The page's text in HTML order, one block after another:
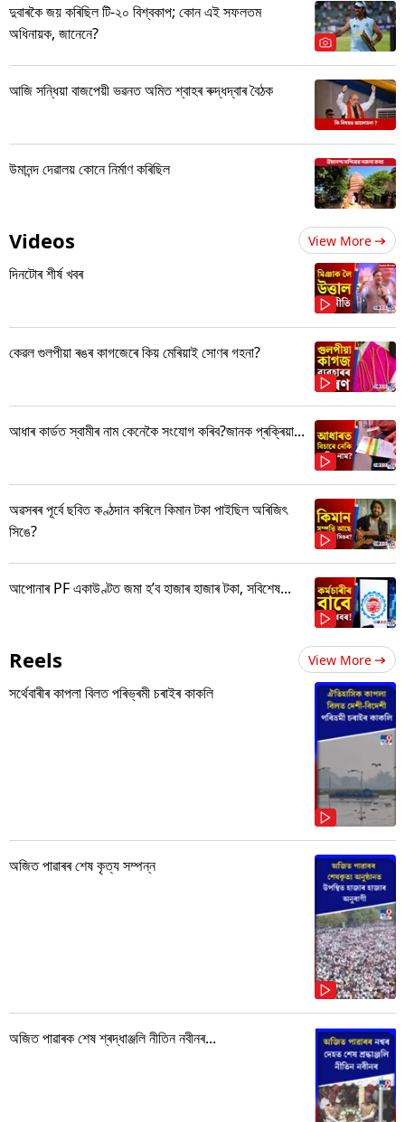
দুবাৰকৈ জয় কৰিছিল টি-২০ বিশ্বকাপ; কোন এই সফলতম
অধিনায়ক, জানেনে?
আজি সন্ধিয়া বাজপেয়ী ভৱনত অমিত শ্বাহৰ ৰুদ্ধদ্বাৰ বৈঠক
উমানন্দ দেৱালয় কোনে নিৰ্মাণ কৰিছিল
Videos View More
দিনটোৰ শীৰ্ষ খবৰ
কেৱল গুলপীয়া ৰঙৰ কাগজেৰে কিয় মেৰিয়াই সোণৰ গহনা?
আধাৰ কাৰ্ডত স্বামীৰ নাম কেনেকৈ সংযোগ কৰিব?জানক প্ৰক্ৰিয়া...
অৱসৰৰ পূৰ্বে ছবিত কণ্ঠদান কৰিলে কিমান টকা পাইছিল অৰিজিৎ
সিঙে?
আপোনাৰ PF একাউণ্টত জমা হ’ব হাজাৰ হাজাৰ টকা, সবিশেষ...
Reels View More
সৰ্থেবাৰীৰ কাপলা বিলত পৰিভ্ৰমী চৰাইৰ কাকলি
অজিত পাৱাৰৰ শেষ কৃত্য সম্পন্ন
অজিত পাৱাৰক শেষ শ্ৰদ্ধাঞ্জলি নীতিন নবীনৰ...